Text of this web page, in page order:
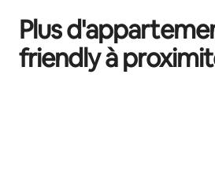
Plus
friendly à